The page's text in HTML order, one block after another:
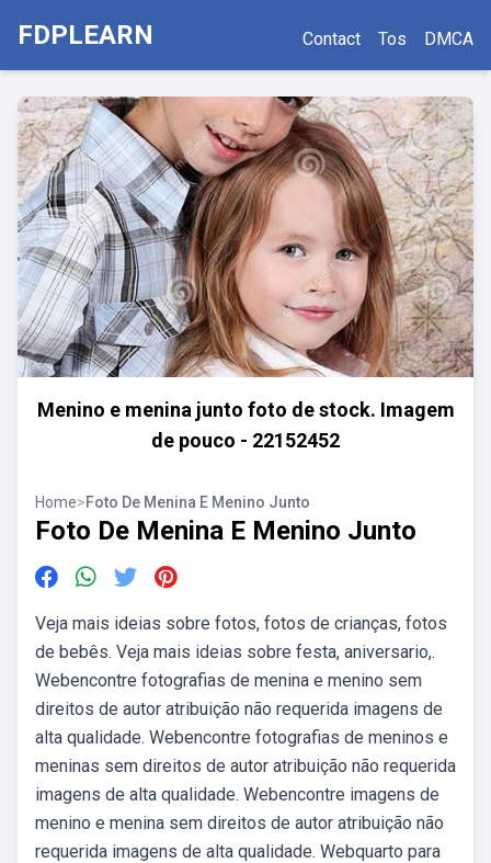
FDPLEARN Contact Tos DMCA
Menino e menina junto foto de stock. Imagem
de pouco - 22152452
Home>Foto De Menina E Menino Junto
Foto De Menina E Menino Junto
Veja mais ideias sobre fotos, fotos de crianças, fotos
de bebês. Veja mais ideias sobre festa, aniversario,.
Webencontre fotografias de menina e menino sem
direitos de autor atribuição não requerida imagens de
alta qualidade. Webencontre fotografias de meninos e
meninas sem direitos de autor atribuição não requerida
imagens de alta qualidade. Webencontre imagens de
menino e menina sem direitos de autor atribuição não
requerida imagens de alta qualidade. Webquarto para